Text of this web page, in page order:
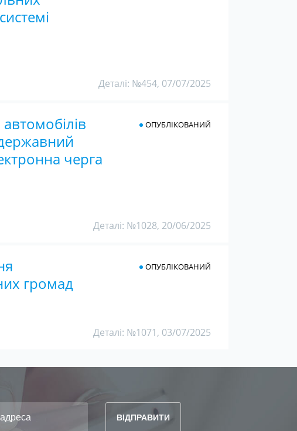
Деталі: №454, 07/07/2025
черга
ОПУБЛІКОВАНИЙ
Деталі: №1028, 20/06/2025
громад
ОПУБЛІКОВАНИЙ
Деталі: №1071, 03/07/2025